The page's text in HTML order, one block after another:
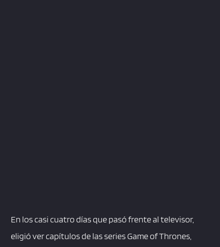
En los casi cuatro días que pasó frente al televisor,
eligió ver capítulos de las series Game of Thrones,